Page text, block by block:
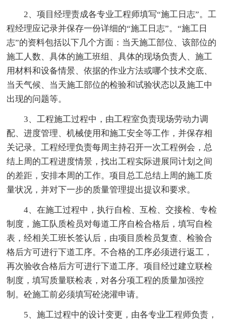
2、项目经理责成各专业工程师填写“施工日志”。工
程经理应记录并保存一份详细的“施工日志”。“施工日
志”的资料包括以下几个方面：当天施工部位、该部位的
施工人数、具体的施工班组、具体的现场负责人、施工
用材料和设备情景、依据的作业方法或哪个技术交底、
当天气候、当天施工部位的检验和试验状态以及施工中
出现的问题等。
3、工程施工过程中，由工程室负责现场劳动力调
配、进度管理、机械使用和施工安全等工作，并保存相
关记录。工程经理负责每周主持召开一次工程例会，总
结上周的工程进度情景，找出工程实际进展同计划之间
的差距，安排本周的工作。项目总工总结上周的施工质
量状况，并对下一步的质量管理提出提议和要求。
4、在施工过程中，执行自检、互检、交接检、专检
制度，施工队质检员对每道工序自检合格后，填写自检
表，经相关工班长签认后，由项目质检员复查、检验合
格后方可进行下道工序。不合格的工序必须进行返工，
再次验收合格后方可进行下道工序。项目经过建立联检
制度，填写质量联检表，对各分项工程的质量加强控
制。砼施工前必须填写砼浇灌申请。
5、施工过程中的设计变更，由各专业工程师负责，